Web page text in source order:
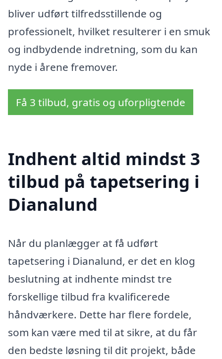
bliver udført tilfredsstillende og
professionelt, hvilket resulterer i en smuk
og indbydende indretning, som du kan
nyde i årene fremover.
Få 3 tilbud, gratis og uforpligtende
Indhent altid mindst 3
tilbud på tapetsering i
Dianalund
Når du planlægger at få udført
tapetsering i Dianalund, er det en klog
beslutning at indhente mindst tre
forskellige tilbud fra kvalificerede
håndværkere. Dette har flere fordele,
som kan være med til at sikre, at du får
den bedste løsning til dit projekt, både